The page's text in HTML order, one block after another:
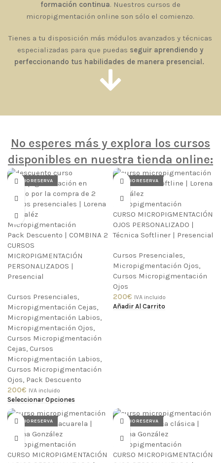
formación continua. Nuestros cursos de
micropigmentación online son sólo el comienzo.
Tienes a tu disposición más módulos avanzados y técnicas
especializadas para que puedas seguir aprendiendo y
perfeccionando tus habilidades de manera presencial.
No esperes más y explora los cursos
disponibles en nuestra tienda online:
PRECIO RESERVA
Pack Descuento | COMBINA 2
CURSOS
MICROPIGMENTACIÓN
PERSONALIZADOS |
Presencial
Cursos Presenciales,
Micropigmentación Cejas,
Micropigmentación Labios,
Micropigmentación Ojos,
Cursos Micropigmentación
Cejas, Cursos
Micropigmentación Labios,
Cursos Micropigmentación
Ojos, Pack Descuento
200€ IVA incluido
Seleccionar Opciones
PRECIO RESERVA
CURSO MICROPIGMENTACIÓN
OJOS PERSONALIZADO |
Técnica Softliner | Presencial
Cursos Presenciales,
Micropigmentación Ojos,
Cursos Micropigmentación
Ojos
200€ IVA incluido
Añadir Al Carrito
PRECIO RESERVA
CURSO MICROPIGMENTACIÓN
PRECIO RESERVA
CURSO MICROPIGMENTACIÓN